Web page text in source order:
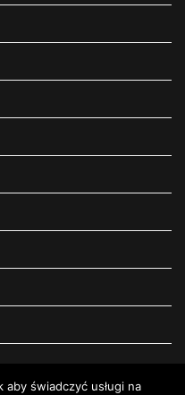
świadczyć usługi na